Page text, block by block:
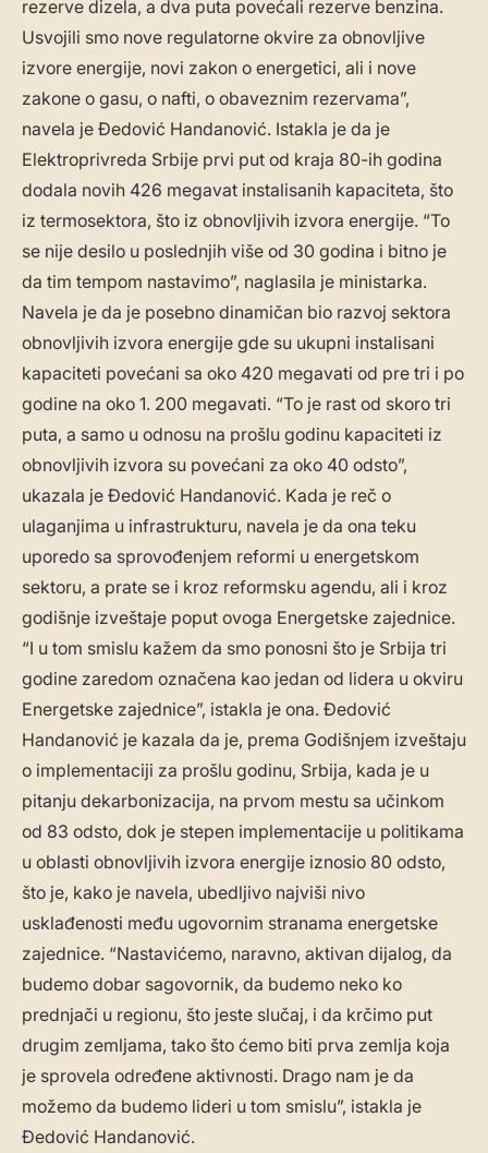
rezerve dizela, a dva puta povećali rezerve benzina.
Usvojili smo nove regulatorne okvire za obnovljive
izvore energije, novi zakon o energetici, ali i nove
zakone o gasu, o nafti, o obaveznim rezervama”,
navela je Đedović Handanović. Istakla je da je
Elektroprivreda Srbije prvi put od kraja 80-ih godina
dodala novih 426 megavat instalisanih kapaciteta, što
iz termosektora, što iz obnovljivih izvora energije. “To
se nije desilo u poslednjih više od 30 godina i bitno je
da tim tempom nastavimo”, naglasila je ministarka.
Navela je da je posebno dinamičan bio razvoj sektora
obnovljivih izvora energije gde su ukupni instalisani
kapaciteti povećani sa oko 420 megavati od pre tri i po
godine na oko 1. 200 megavati. “To je rast od skoro tri
puta, a samo u odnosu na prošlu godinu kapaciteti iz
obnovljivih izvora su povećani za oko 40 odsto”,
ukazala je Đedović Handanović. Kada je reč o
ulaganjima u infrastrukturu, navela je da ona teku
uporedo sa sprovođenjem reformi u energetskom
sektoru, a prate se i kroz reformsku agendu, ali i kroz
godišnje izveštaje poput ovoga Energetske zajednice.
“I u tom smislu kažem da smo ponosni što je Srbija tri
godine zaredom označena kao jedan od lidera u okviru
Energetske zajednice”, istakla je ona. Đedović
Handanović je kazala da je, prema Godišnjem izveštaju
o implementaciji za prošlu godinu, Srbija, kada je u
pitanju dekarbonizacija, na prvom mestu sa učinkom
od 83 odsto, dok je stepen implementacije u politikama
u oblasti obnovljivih izvora energije iznosio 80 odsto,
što je, kako je navela, ubedljivo najviši nivo
usklađenosti među ugovornim stranama energetske
zajednice. “Nastavićemo, naravno, aktivan dijalog, da
budemo dobar sagovornik, da budemo neko ko
prednjači u regionu, što jeste slučaj, i da krčimo put
drugim zemljama, tako što ćemo biti prva zemlja koja
je sprovela određene aktivnosti. Drago nam je da
možemo da budemo lideri u tom smislu”, istakla je
Đedović Handanović.